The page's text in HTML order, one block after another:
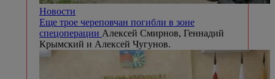
Новости
Еще трое череповчан погибли в зоне
спецоперации Алексей Смирнов, Геннадий
Крымский и Алексей Чугунов.